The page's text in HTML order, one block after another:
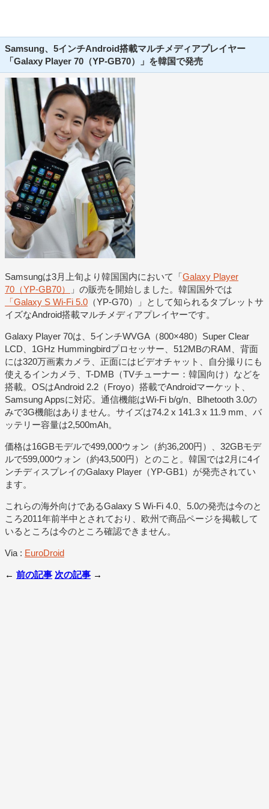
Samsung、5インチAndroid搭載マルチメディアプレイヤー
「Galaxy Player 70（YP-GB70）」を韓国で発売
Samsungは3月上旬より韓国国内において「Galaxy Player
70（YP-GB70）
」の販売を開始しました。韓国国外では
「Galaxy S Wi-Fi 5.0 （YP-G70）」として知られるタブレットサ
イズなAndroid搭載マルチメディアプレイヤーです。
Galaxy Player 70は、5インチWVGA（800×480）Super Clear
LCD、1GHz Hummingbirdプロセッサー、512MBのRAM、背面
には320万画素カメラ、正面にはビデオチャット、自分撮りにも
使えるインカメラ、T-DMB（TVチューナー：韓国向け）などを
搭載。OSはAndroid 2.2（Froyo）搭載でAndroidマーケット、
Samsung Appsに対応。通信機能はWi-Fi b/g/n、Blhetooth 3.0の
みで3G機能はありません。サイズは74.2 x 141.3 x 11.9 mm、バ
ッテリー容量は2,500mAh。
価格は16GBモデルで499,000ウォン（約36,200円）、32GBモデ
ルで599,000ウォン（約43,500円）とのこと。韓国では2月に4イ
ンチディスプレイのGalaxy Player（YP-GB1）が発売されてい
ます。
これらの海外向けであるGalaxy S Wi-Fi 4.0、5.0の発売は今のと
ころ2011年前半中とされており、欧州で商品ページを掲載して
いるところは今のところ確認できません。
Via : EuroDroid
← 前の記事 次の記事 →